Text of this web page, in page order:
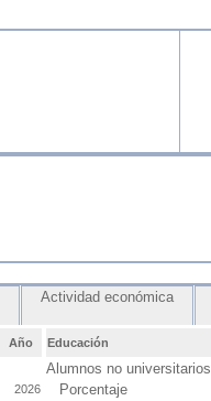
Actividad económica
Año
2026
Educación
Alumnos no universitarios
Porcentaje